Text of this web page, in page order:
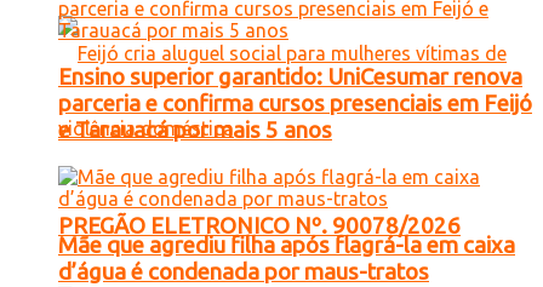
PREGÃO ELETRONICO Nº. 90078/2026
Ensino superior garantido: UniCesumar renova
parceria e confirma cursos presenciais em Feijó
e Tarauacá por mais 5 anos
Mãe que agrediu filha após flagrá-la em caixa
d’água é condenada por maus-tratos